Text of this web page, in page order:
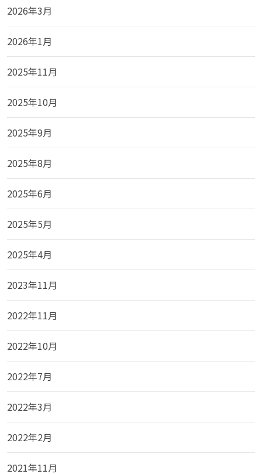
2026年3月
2026年1月
2025年11月
2025年10月
2025年9月
2025年8月
2025年6月
2025年5月
2025年4月
2023年11月
2022年11月
2022年10月
2022年7月
2022年3月
2022年2月
2021年11月